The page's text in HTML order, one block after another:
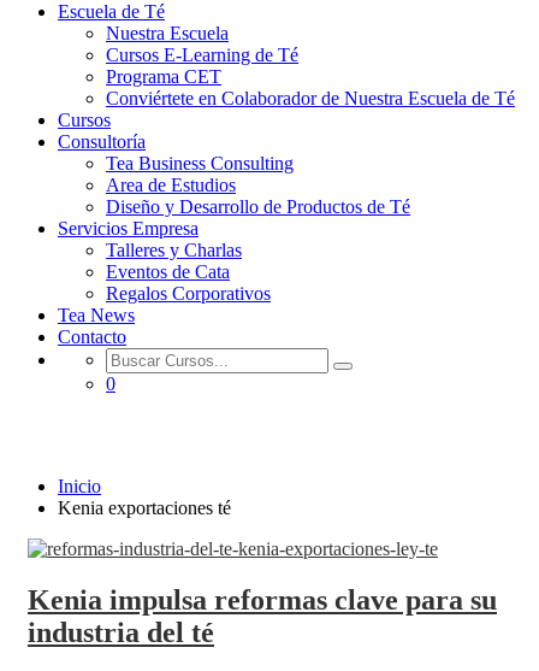
Escuela de Té
Nuestra Escuela
Cursos E-Learning de Té
Programa CET
Conviértete en Colaborador de Nuestra Escuela de Té
Cursos
Consultoría
Tea Business Consulting
Area de Estudios
Diseño y Desarrollo de Productos de Té
Servicios Empresa
Talleres y Charlas
Eventos de Cata
Regalos Corporativos
Tea News
Contacto
0
Inicio
Kenia exportaciones té
Kenia impulsa reformas clave para su
industria del té